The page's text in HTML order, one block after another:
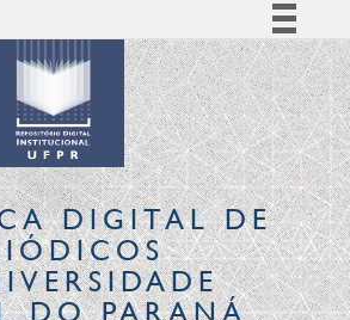
Simplifique!
Comunica BR
Participe
Acesso à informação
Legislação
Canais
DIGITALDE
DO PARANÁ